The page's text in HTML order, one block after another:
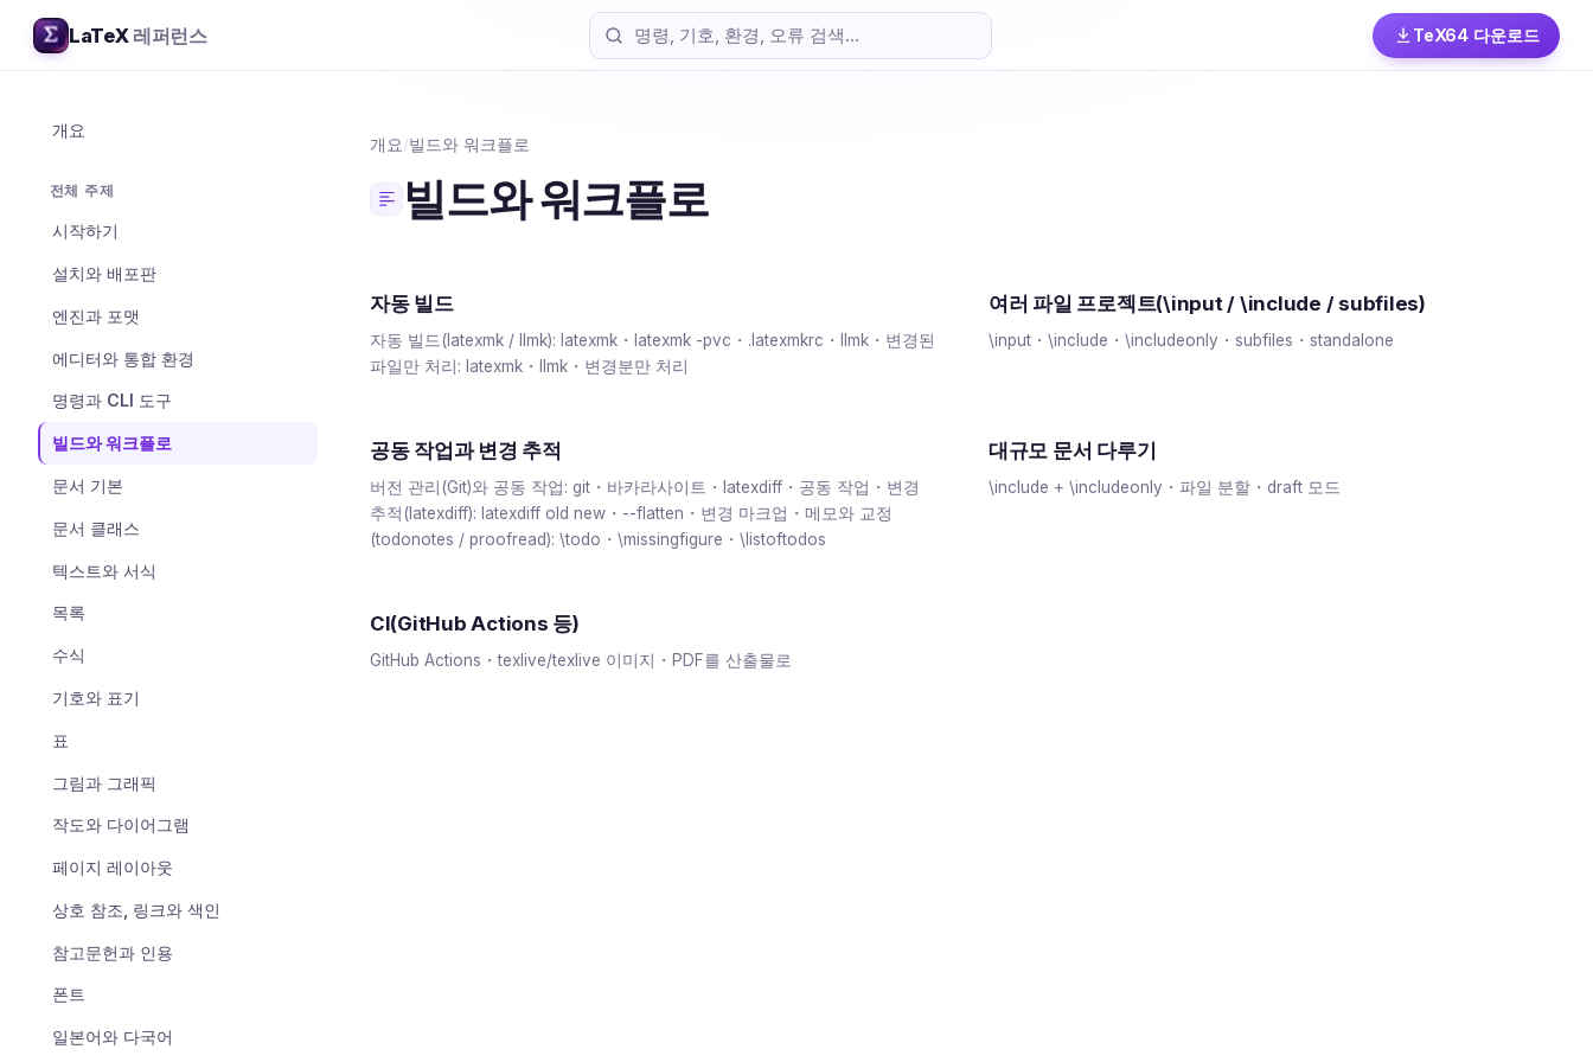
LaTeX 레퍼런스 TeX64 다운로드
개요
전체 주제
시작하기
설치와 배포판
엔진과 포맷
에디터와 통합 환경
명령과 CLI 도구
빌드와 워크플로
문서 기본
문서 클래스
텍스트와 서식
목록
수식
기호와 표기
표
그림과 그래픽
작도와 다이어그램
페이지 레이아웃
상호 참조, 링크와 색인
참고문헌과 인용
폰트
일본어와 다국어
개요/빌드와 워크플로
빌드와 워크플로
자동 빌드
자동 빌드(latexmk / llmk): latexmk・latexmk -pvc・.latexmkrc・llmk・변경된
파일만 처리: latexmk・llmk・변경분만 처리
여러 파일 프로젝트(\input / \include / subfiles)
\input・\include・\includeonly・subfiles・standalone
공동 작업과 변경 추적
버전 관리(Git)와 공동 작업: git・바카라사이트・latexdiff・공동 작업・변경
추적(latexdiff): latexdiff old new・--flatten・변경 마크업・메모와 교정
(todonotes / proofread): \todo・\missingfigure・\listoftodos
대규모 문서 다루기
\include + \includeonly・파일 분할・draft 모드
CI(GitHub Actions 등)
GitHub Actions・texlive/texlive 이미지・PDF를 산출물로